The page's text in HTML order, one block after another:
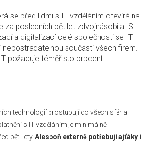
se před lidmi s IT vzděláním otevírá na
za posledních pět let zdvojnásobila. S
a digitalizací celé společnosti se IT
nepostradatelnou součástí všech firem.
požaduje téměř sto procent
technologií prostupují do všech sfér a
s IT vzděláním je minimálně
pěti lety. Alespoň externě potřebují ajťáky i